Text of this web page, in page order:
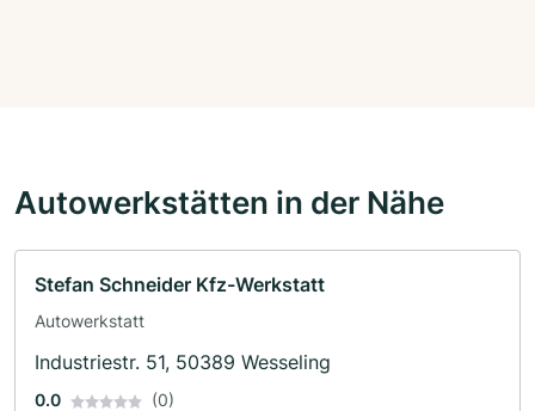
Autowerkstätten in der Nähe
Stefan Schneider Kfz-Werkstatt
Autowerkstatt
Industriestr. 51, 50389 Wesseling
0.0 (0)